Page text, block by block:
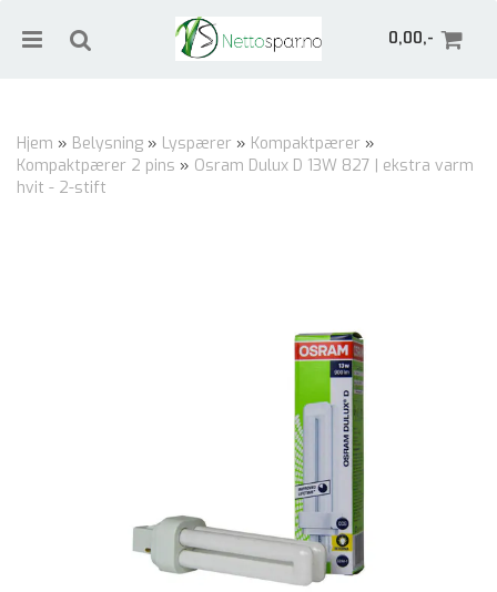
0,00,-
Hjem » Belysning » Lyspærer » Kompaktpærer »
Kompaktpærer 2 pins » Osram Dulux D 13W 827 | ekstra varm
hvit - 2-stift